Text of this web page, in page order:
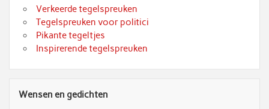
Verkeerde tegelspreuken
Tegelspreuken voor politici
Pikante tegeltjes
Inspirerende tegelspreuken
Wensen en gedichten